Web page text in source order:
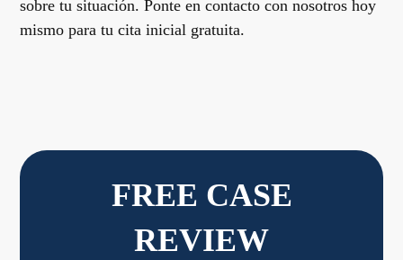
sobre tu situación. Ponte en contacto con nosotros hoy
mismo para tu cita inicial gratuita.
FREE CASE
REVIEW